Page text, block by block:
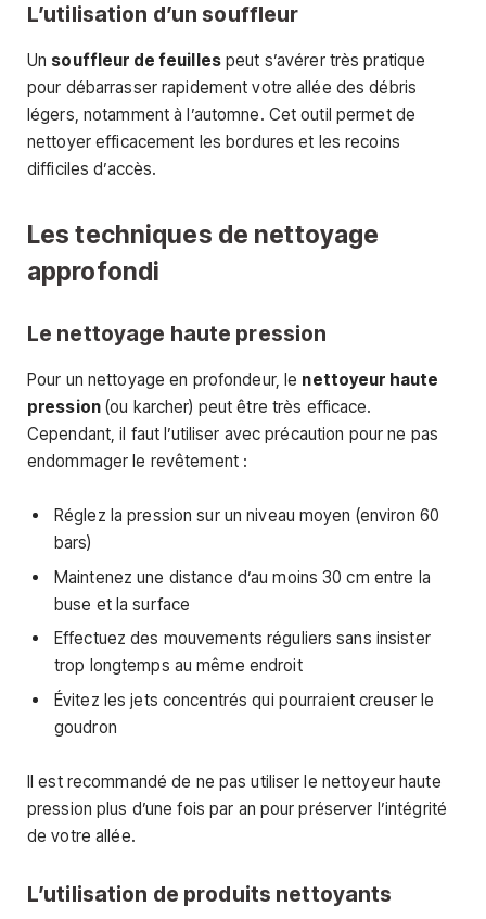
L’utilisation d’un souffleur
Un souffleur de feuillespeut s’avérer très pratique
pour débarrasser rapidement votre allée des débris
légers, notamment à l’automne. Cet outil permet de
nettoyer efficacement les bordures et les recoins
difficiles d’accès.
Les techniques de nettoyage
approfondi
Le nettoyage haute pression
Pour un nettoyage en profondeur, le nettoyeur haute
pression(ou karcher) peut être très efficace.
Cependant, il faut l’utiliser avec précaution pour ne pas
endommager le revêtement :
Réglez la pression sur un niveau moyen (environ 60
bars)
Maintenez une distance d’au moins 30 cm entre la
buse et la surface
Effectuez des mouvements réguliers sans insister
trop longtemps au même endroit
Évitez les jets concentrés qui pourraient creuser le
goudron
Il est recommandé de ne pas utiliser le nettoyeur haute
pression plus d’une fois par an pour préserver l’intégrité
de votre allée.
L’utilisation de produits nettoyants